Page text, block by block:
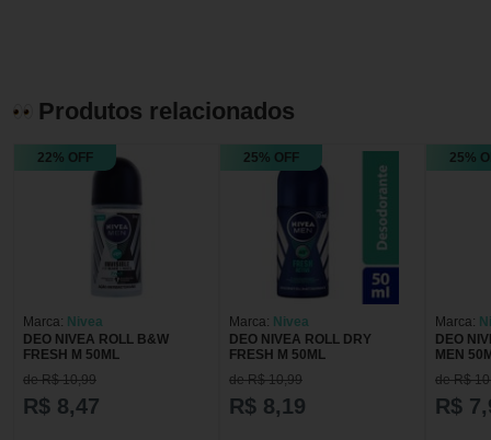
Produtos relacionados
22% OFF
Marca: Nivea
DEO NIVEA ROLL B&W
FRESH M 50ML
de R$ 10,99
R$ 8,47
25% OFF
Marca: Nivea
DEO NIVEA ROLL DRY
FRESH M 50ML
de R$ 10,99
R$ 8,19
25%
Marca:
DEO
MEN
de R$
R$